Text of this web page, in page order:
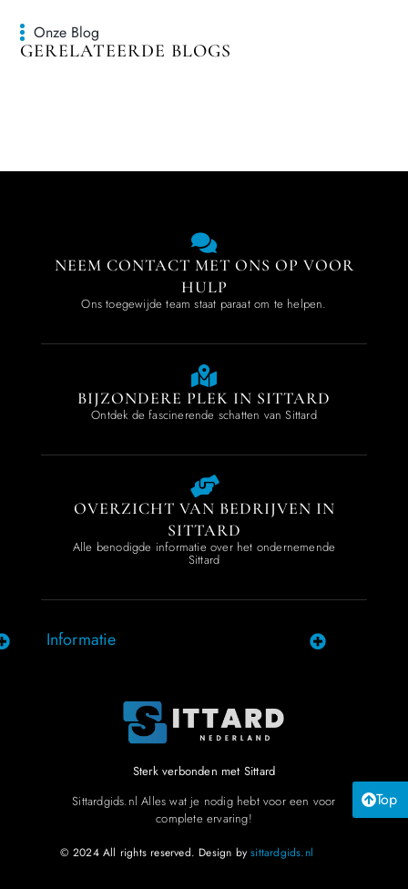
Top
Onze Blog
GERELATEERDE BLOGS
NEEM CONTACT MET ONS OP VOOR
HULP
Ons toegewijde team staat paraat om te helpen.
BIJZONDERE PLEK IN SITTARD
Ontdek de fascinerende schatten van Sittard
OVERZICHT VAN BEDRIJVEN IN
SITTARD
Alle benodigde informatie over het ondernemende
Sittard
Informatie
Sterk verbonden met Sittard
Sittardgids.nl Alles wat je nodig hebt voor een voor
complete ervaring!
© 2024 All rights reserved. Design bysittardgids.nl